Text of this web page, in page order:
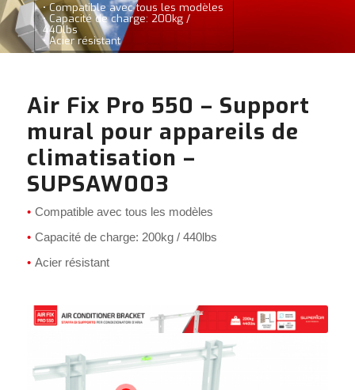
• Compatible avec tous les modèles
• Capacité de charge: 200kg /
440lbs
• Acier résistant
Air Fix Pro 550 – Support
mural pour appareils de
climatisation –
SUPSAW003
Compatible avec tous les modèles
Capacité de charge: 200kg / 440lbs
Acier résistant